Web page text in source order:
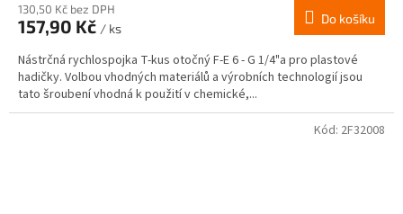
130,50 Kč bez DPH
157,90 Kč / ks
Do košíku
Nástrčná rychlospojka T-kus otočný F-E 6 - G 1/4"a pro plastové
hadičky. Volbou vhodných materiálů a výrobních technologií jsou
tato šroubení vhodná k použití v chemické,...
Kód: 2F32008